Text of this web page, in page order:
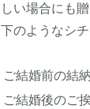
しい場合にも
下のようなシ
ご結婚前の結
ご結婚後のご